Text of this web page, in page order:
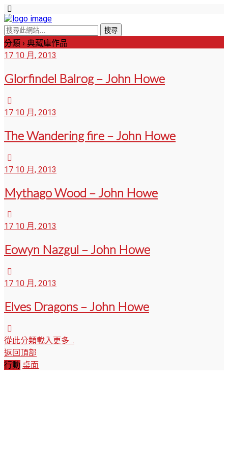
分類 › 典藏庫作品
17 10 月, 2013
Glorfindel Balrog – John Howe
17 10 月, 2013
The Wandering fire – John Howe
17 10 月, 2013
Mythago Wood – John Howe
17 10 月, 2013
Eowyn Nazgul – John Howe
17 10 月, 2013
Elves Dragons – John Howe
從此分類載入更多…
返回頂部
行動 桌面